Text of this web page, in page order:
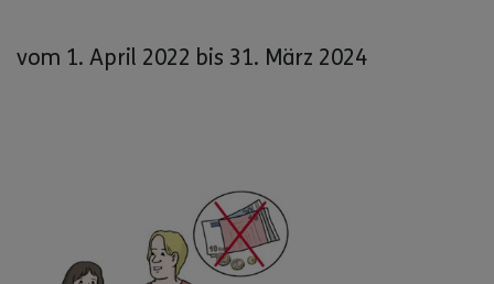
vom 1. April 2022 bis 31. März 2024